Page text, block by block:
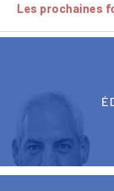
Les prochaines